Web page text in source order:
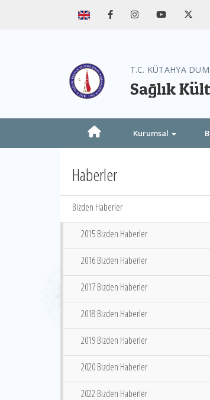
T.C. KÜTAHYA
Sağlık
Kurumsal
Haberler
Bizden Haberler
2015 Bizden Haberler
2016 Bizden Haberler
2017 Bizden Haberler
2018 Bizden Haberler
2019 Bizden Haberler
2020 Bizden Haberler
2022 Bizden Haberler